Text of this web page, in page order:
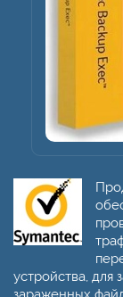
устройства, для